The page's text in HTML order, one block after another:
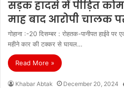
सड़क हादसे में पीड़ित
माह बाद आरोपी चालक
गोहाना :-20 दिसम्बर : रोहतक-पानीपत हाईवे
महीने कार की टक्कर से घायल…
Read More »
Khabar Abtak December 20, 2024